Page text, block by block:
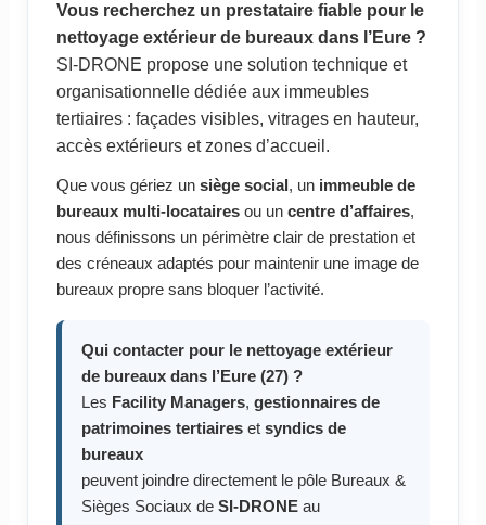
Vous recherchez un prestataire fiable pour le
nettoyage extérieur de bureaux dans l’Eure ?
SI-DRONE propose une solution technique et
organisationnelle dédiée aux immeubles
tertiaires : façades visibles, vitrages en hauteur,
accès extérieurs et zones d’accueil.
Que vous gériez un siège social, un immeuble de
bureaux multi-locatairesou un centre d’affaires,
nous définissons un périmètre clair de prestation et
des créneaux adaptés pour maintenir une image de
bureaux propre sans bloquer l’activité.
Qui contacter pour le nettoyage extérieur
de bureaux dans l’Eure (27) ?
Les Facility Managers, gestionnaires de
patrimoines tertiaireset syndics de
bureaux
peuvent joindre directement le pôle Bureaux &
Sièges Sociaux de SI-DRONEau